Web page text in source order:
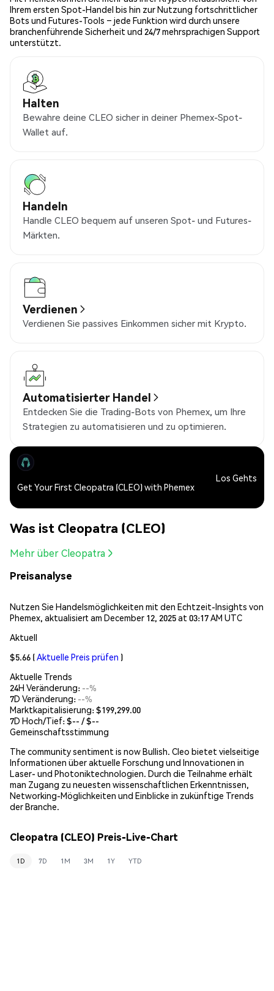
Ihrem ersten Spot-Handel bis hin zur Nutzung fortschrittlicher
Bots und Futures-Tools – jede Funktion wird durch unsere
branchenführende Sicherheit und 24/7 mehrsprachigen Support
unterstützt.
Halten
Bewahre deine CLEO sicher in deiner Phemex-Spot-
Wallet auf.
Handeln
Handle CLEO bequem auf unseren Spot- und Futures-
Märkten.
Verdienen
Verdienen Sie passives Einkommen sicher mit Krypto.
Automatisierter Handel
Entdecken Sie die Trading-Bots von Phemex, um Ihre
Strategien zu automatisieren und zu optimieren.
Get Your First Cleopatra (CLEO) with Phemex
Los Gehts
Was ist Cleopatra (CLEO)
Mehr über Cleopatra
Preisanalyse
Nutzen Sie Handelsmöglichkeiten mit den Echtzeit-Insights von
Phemex, aktualisiert am December 12, 2025 at 03:17 AM UTC
Aktuell
$5.66 (Aktuelle Preis prüfen )
Aktuelle Trends
24H Veränderung: --%
7D Veränderung: --%
Marktkapitalisierung:$199,299.00
7D Hoch/Tief: $-- / $--
Gemeinschaftsstimmung
The community sentiment is now Bullish. Cleo bietet vielseitige
Informationen über aktuelle Forschung und Innovationen in
Laser- und Photoniktechnologien. Durch die Teilnahme erhält
man Zugang zu neuesten wissenschaftlichen Erkenntnissen,
Networking-Möglichkeiten und Einblicke in zukünftige Trends
der Branche.
Cleopatra (CLEO) Preis-Live-Chart
1D 7D 1M 3M 1Y YTD